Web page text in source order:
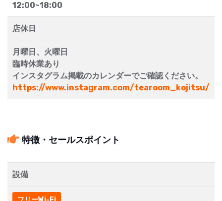
12:00~18:00
店休日
月曜日、火曜日
臨時休業あり
インスタグラム掲載のカレンダーでご確認ください。
https://www.instagram.com/tearoom_kojitsu/
特徴・セールスポイント
設備